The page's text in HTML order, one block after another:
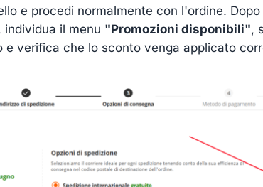
e procedi normalmente con l'ordine.
il menu "Promozioni disponibili",
e verifica che lo sconto venga applicato